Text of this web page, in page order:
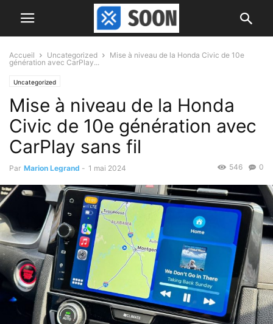
Accueil Uncategorized
Mise à niveau de la Honda Civic de 10e
génération avec CarPlay...
Uncategorized
Mise à niveau de la Honda
Civic de 10e génération avec
CarPlay sans fil
Par Marion Legrand - 1 mai 2024 0
546